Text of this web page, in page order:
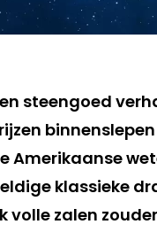
steengoed
Amerikaanse
klassieke
zalen